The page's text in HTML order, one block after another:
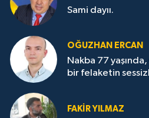
Sami dayıı.
OĞUZHAN ERCAN
Nakba 77
bir felaketin
FAKİR YILMAZ